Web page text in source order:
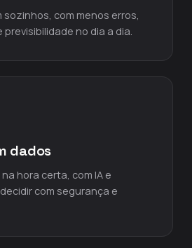
sozinhos, com menos erros,
previsibilidade no dia a dia.
dados
hora certa, com IA e
com segurança e